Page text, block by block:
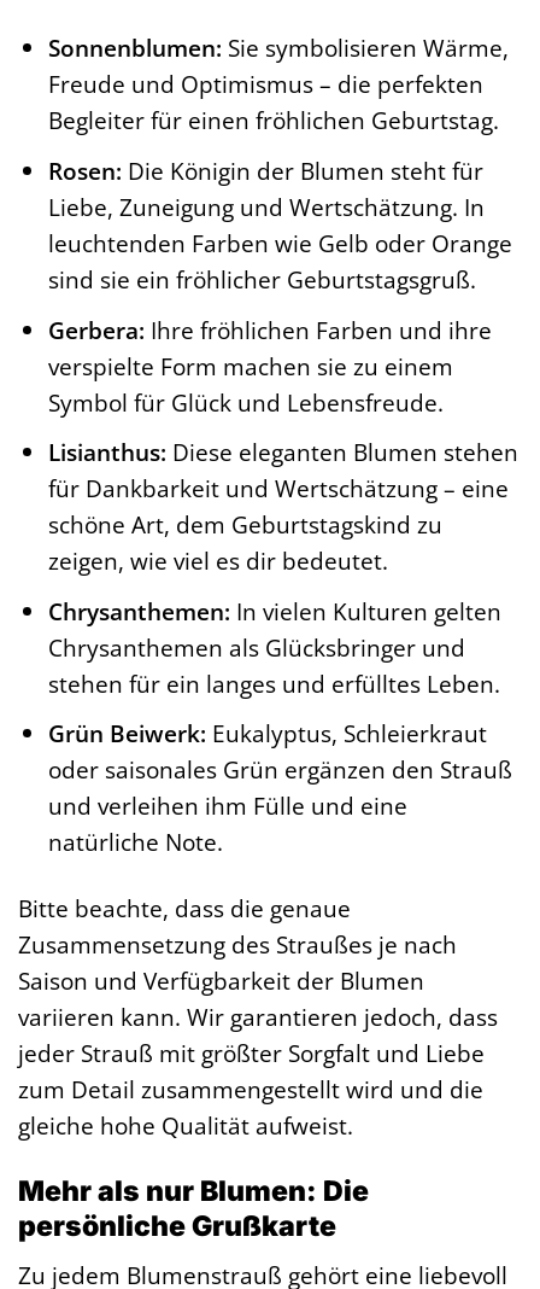
Sonnenblumen: Sie symbolisieren Wärme,
Freude und Optimismus – die perfekten
Begleiter für einen fröhlichen Geburtstag.
Rosen: Die Königin der Blumen steht für
Liebe, Zuneigung und Wertschätzung. In
leuchtenden Farben wie Gelb oder Orange
sind sie ein fröhlicher Geburtstagsgruß.
Gerbera: Ihre fröhlichen Farben und ihre
verspielte Form machen sie zu einem
Symbol für Glück und Lebensfreude.
Lisianthus: Diese eleganten Blumen stehen
für Dankbarkeit und Wertschätzung – eine
schöne Art, dem Geburtstagskind zu
zeigen, wie viel es dir bedeutet.
Chrysanthemen: In vielen Kulturen gelten
Chrysanthemen als Glücksbringer und
stehen für ein langes und erfülltes Leben.
Grün Beiwerk: Eukalyptus, Schleierkraut
oder saisonales Grün ergänzen den Strauß
und verleihen ihm Fülle und eine
natürliche Note.
Bitte beachte, dass die genaue
Zusammensetzung des Straußes je nach
Saison und Verfügbarkeit der Blumen
variieren kann. Wir garantieren jedoch, dass
jeder Strauß mit größter Sorgfalt und Liebe
zum Detail zusammengestellt wird und die
gleiche hohe Qualität aufweist.
Mehr als nur Blumen: Die
persönliche Grußkarte
Zu jedem Blumenstrauß gehört eine liebevoll